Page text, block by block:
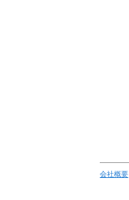
会社概要